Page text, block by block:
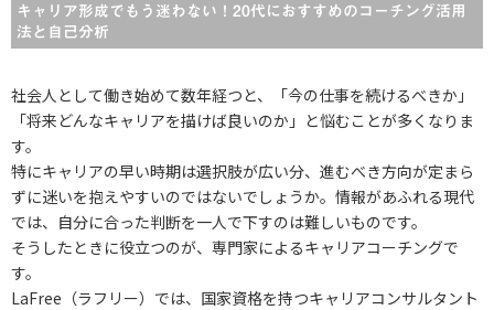
キャリア形成でもう迷わない！20代におすすめのコーチング活用
法と自己分析
社会人として働き始めて数年経つと、「今の仕事を続けるべきか」
「将来どんなキャリアを描けば良いのか」と悩むことが多くなりま
す。
特にキャリアの早い時期は選択肢が広い分、進むべき方向が定まら
ずに迷いを抱えやすいのではないでしょうか。情報があふれる現代
では、自分に合った判断を一人で下すのは難しいものです。
そうしたときに役立つのが、専門家によるキャリアコーチングで
す。
LaFree（ラフリー）では、国家資格を持つキャリアコンサルタント